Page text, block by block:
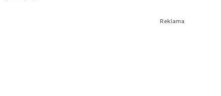
Reklama